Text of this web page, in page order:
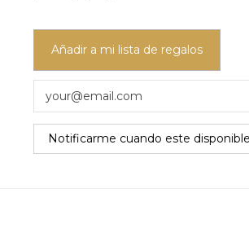
Añadir a mi lista de regalos